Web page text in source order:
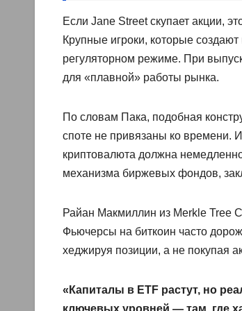
Если Jane Street скупает акции,
Крупные игроки, которые
регуляторном режиме. При
для «плавной» работы рынка.
По словам Пака, подобная
споте не привязаны ко времени.
криптовалюта должна
механизма биржевых фондов,
Райан Макмиллин из Merkle Tree
Фьючерсы на биткоин часто
хеджируя позиции, а не покупая
«Капиталы в ETF растут, но